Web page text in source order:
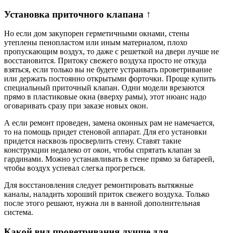
Установка приточного клапана ↑
Но если дом закупорен герметичными окнами, стены
утеплены пенопластом или иным материалом, плохо
пропускающим воздух, то даже с решеткой на двери лучше не
восстановится. Притоку свежего воздуха просто не откуда
взяться, если только вы не будете устраивать проветривание
или держать постоянно открытыми форточки. Проще купить
специальный приточный клапан. Одни модели врезаются
прямо в пластиковые окна (вверху рамы), этот нюанс надо
оговаривать сразу при заказе новых окон.
А если ремонт проведен, замена оконных рам не намечается,
то на помощь придет стеновой аппарат. Для его установки
придется насквозь просверлить стену. Ставят такие
конструкции недалеко от окон, чтобы спрятать клапан за
гардинами. Можно устанавливать в стене прямо за батареей,
чтобы воздух успевал слегка прогреться.
Для восстановления следует ремонтировать вытяжные
каналы, наладить хороший приток свежего воздуха. Только
после этого решают, нужна ли в ванной дополнительная
система.